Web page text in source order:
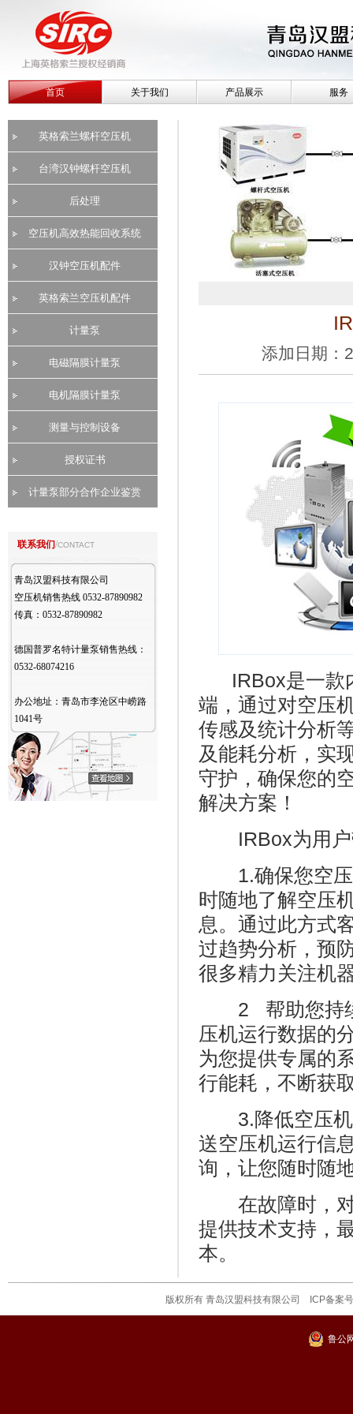
首页 关于我们 产品展示 服务
英格索兰螺杆空压机
台湾汉钟螺杆空压机
后处理
空压机高效热能回收系统
汉钟空压机配件
英格索兰空压机配件
计量泵
电磁隔膜计量泵
电机隔膜计量泵
测量与控制设备
授权证书
计量泵部分合作企业鉴赏
联系我们/CONTACT
青岛汉盟科技有限公司
空压机销售热线 0532-87890982
传真：0532-87890982
德国普罗名特计量泵销售热线：
0532-68074216
办公地址：青岛市李沧区中崂路
1041号
添加日期
IRBox是一款
端，通过对空压
传感及统计分析
及能耗分析，实
守护，确保您的
解决方案！
IRBox为用户
1.确保您空压
时随地了解空压
息。通过此方式
过趋势分析，预
很多精力关注机
2 帮助您持续
压机运行数据的
为您提供专属的
行能耗，不断获
3.降低空压机
送空压机运行信
询，让您随时随
在故障时，对
提供技术支持，
本。
版权所有 青岛汉盟科技有限公司 ICP备案
鲁公